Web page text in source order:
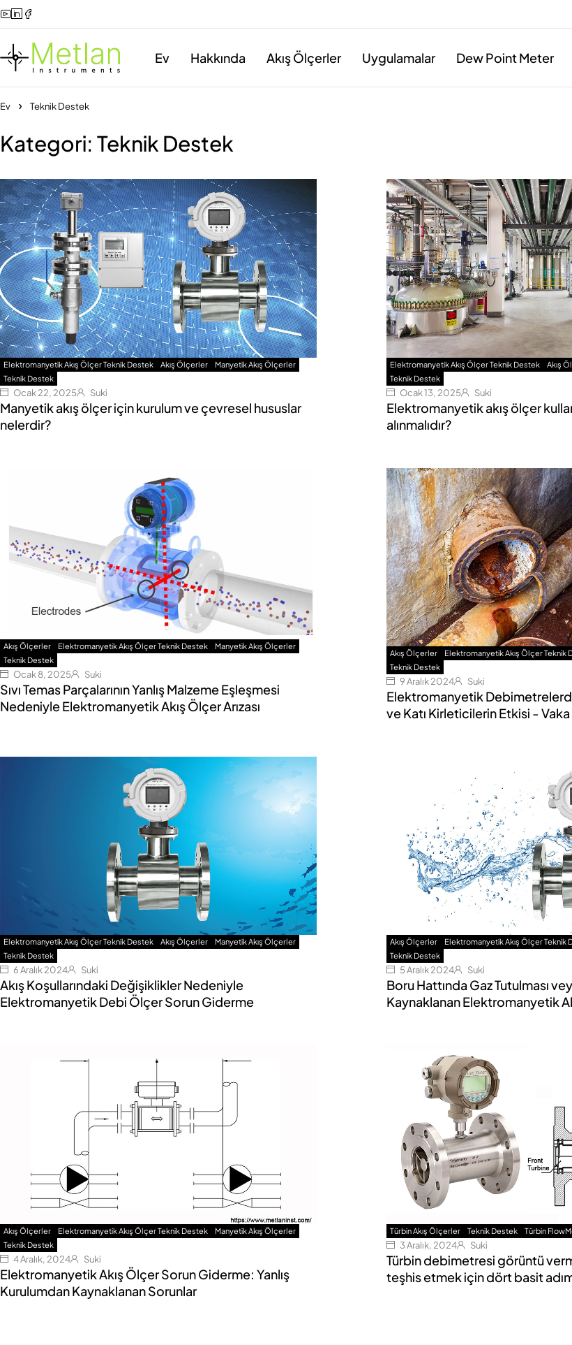
Ev Hakkında Akış Ölçerler Uygulamalar Dew Point Meter
Ev Teknik Destek
Kategori: Teknik Destek
Elektromanyetik Akış Ölçer Teknik Destek Akış Ölçerler
Manyetik Akış Ölçerler
Teknik Destek
Ocak 22, 2025 Suki
Manyetik akış ölçer için kurulum ve çevresel hususlar
nelerdir?
Elektromanyetik Akış Ölçer Teknik Destek Akış
Teknik Destek
Ocak 13, 2025 Suki
Elektromanyetik akış ölçer
alınmalıdır?
Akış Ölçerler Elektromanyetik Akış Ölçer Teknik Destek
Manyetik Akış Ölçerler
Teknik Destek
Ocak 8, 2025 Suki
Sıvı Temas Parçalarının Yanlış Malzeme Eşleşmesi
Nedeniyle Elektromanyetik Akış Ölçer Arızası
Akış Ölçerler Elektromanyetik Akış Ölçer Teknik
Teknik Destek
9 Aralık 2024 Suki
Elektromanyetik
ve Katı Kirleticilerin Etkisi - Vaka
Elektromanyetik Akış Ölçer Teknik Destek Akış Ölçerler
Manyetik Akış Ölçerler
Teknik Destek
6 Aralık 2024 Suki
Akış Koşullarındaki Değişiklikler Nedeniyle
Elektromanyetik Debi Ölçer Sorun Giderme
Akış Ölçerler Elektromanyetik Akış Ölçer Teknik
Teknik Destek
5 Aralık 2024 Suki
Boru Hattında Gaz Tutulması
Kaynaklanan Elektromanyetik
Akış Ölçerler Elektromanyetik Akış Ölçer Teknik Destek
Manyetik Akış Ölçerler
Teknik Destek
4 Aralık, 2024 Suki
Elektromanyetik Akış Ölçer Sorun Giderme: Yanlış
Kurulumdan Kaynaklanan Sorunlar
Türbin Akış Ölçerler Teknik Destek Türbin
3 Aralık, 2024 Suki
Türbin debimetresi görüntü
teşhis etmek için dört basit